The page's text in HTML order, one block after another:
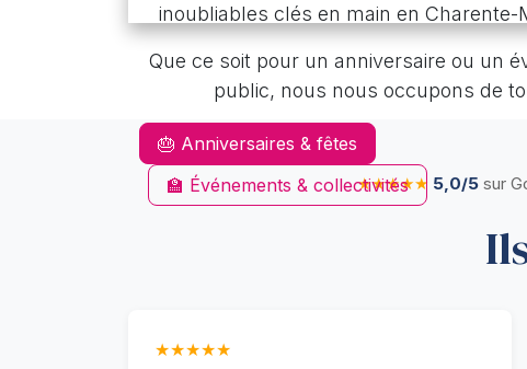
inoubliables clés en main en Charente-
Que ce soit pour un anniversaire ou un
public, nous nous occupons de
🎂 Anniversaires & fêtes
🏫 Événements & collectivités
★★★★★ 5,0/5sur
★★★★★